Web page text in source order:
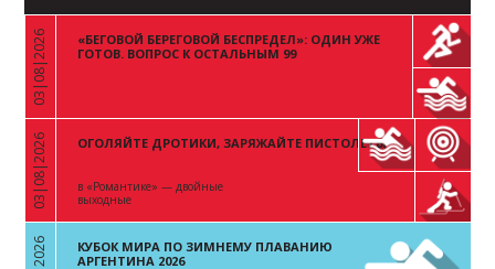
«
03|08|2026
«БЕГОВОЙ БЕРЕГОВОЙ БЕСПРЕДЕЛ»: ОДИН УЖЕ
ГОТОВ. ВОПРОС К ОСТАЛЬНЫМ 99
«
03|08|2026 ОГОЛЯЙТЕ ДРОТИКИ, ЗАРЯЖАЙТЕ ПИСТОЛЕТЫ
в «Романтике» — двойные
выходные
КУБОК МИРА ПО ЗИМНЕМУ ПЛАВАНИЮ
АРГЕНТИНА 2026